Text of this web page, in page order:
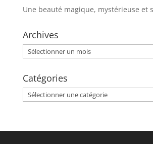
Une beauté magique, mystérieuse et
Archives
Archives
Catégories
Catégories